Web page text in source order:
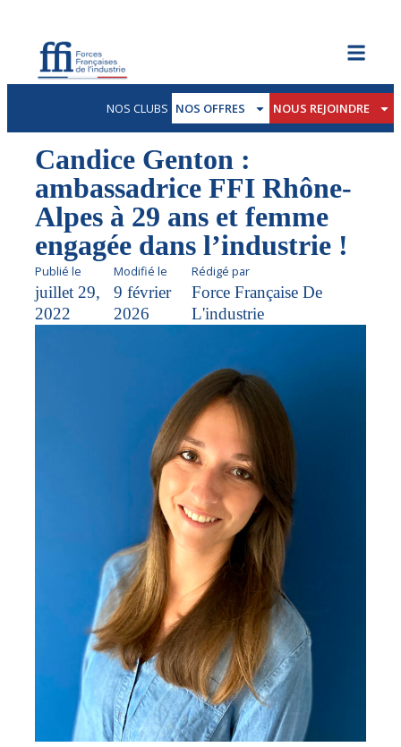
NOS CLUBS NOS OFFRES NOUS REJOINDRE
Candice Genton :
ambassadrice FFI Rhône-
Alpes à 29 ans et femme
engagée dans l’industrie !
Publié le
juillet 29,
2022
Modifié le
9 février
2026
Rédigé par
Force Française De
L'industrie